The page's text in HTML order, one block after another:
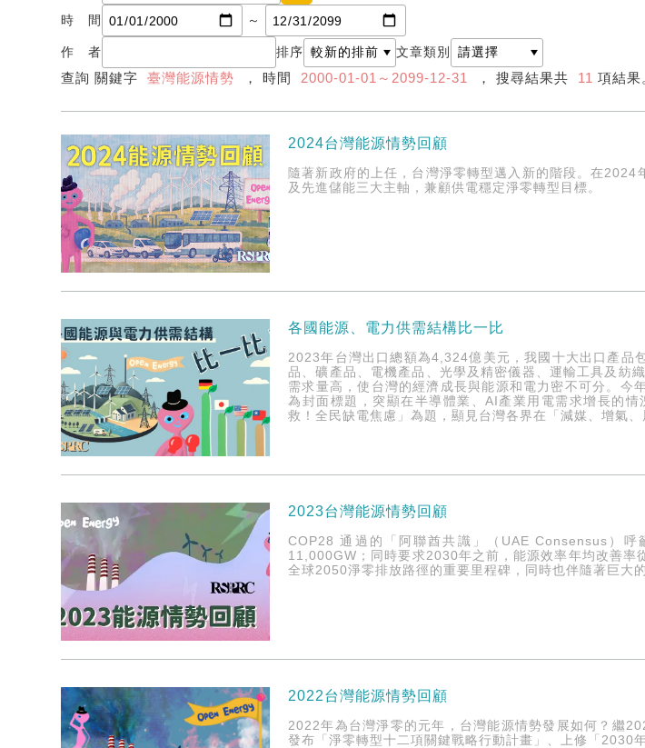
時 間 ～
作 者 排序 文章類別
查詢 關鍵字臺灣能源情勢 ， 時間 2000-01-01～2099-12-31 ， 搜尋結果共 11 項結果
2024台灣能源情勢回顧
隨著新政府的上任，台灣淨零轉型邁入新的階段。在
及先進儲能三大主軸，兼顧供電穩定淨零轉型目標。
各國能源、電力供需結構比一比
2023年台灣出口總額為4,324億美元，我國十大出口產品
品、礦產品、電機產品、光學及精密儀器、運輸工具及紡
需求量高，使台灣的經濟成長與能源和電力密不可分。
為封面標題，突顯在半導體業、AI產業用電需求增長的
救！全民缺電焦慮」為題，顯見台灣各界在「減媒、增氣
2023台灣能源情勢回顧
COP28 通過的「阿聯酋共識」（UAE Consensus）
11,000GW；同時要求2030年之前，能源效率年均改善
全球2050淨零排放路徑的重要里程碑，同時也伴隨著巨大
2022台灣能源情勢回顧
2022年為台灣淨零的元年，台灣能源情勢發展如何？繼
發布「淨零轉型十二項關鍵戰略行動計畫」、上修「2030